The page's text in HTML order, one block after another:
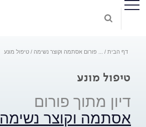
דף הבית פורום אסתמה וקוצר נשימה טיפול מונע
טיפול מונע
דיון מתוך פורום
אסתמה וקוצר נשימה